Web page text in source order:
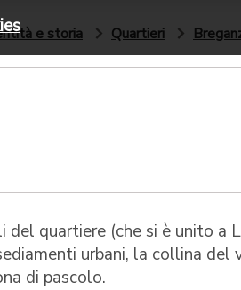
e storia Quartieri
del quartiere (che si è unito
urbani, la collina
di pascolo.